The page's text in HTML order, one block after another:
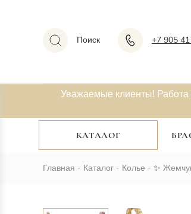
Поиск +7 905
Уважаемые клиенты! Работа
КАТАЛОГ
Главная Каталог Колье ✨